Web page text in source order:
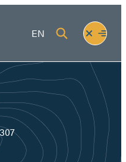
EN
Fermer
le
menu
Ouvrir
le